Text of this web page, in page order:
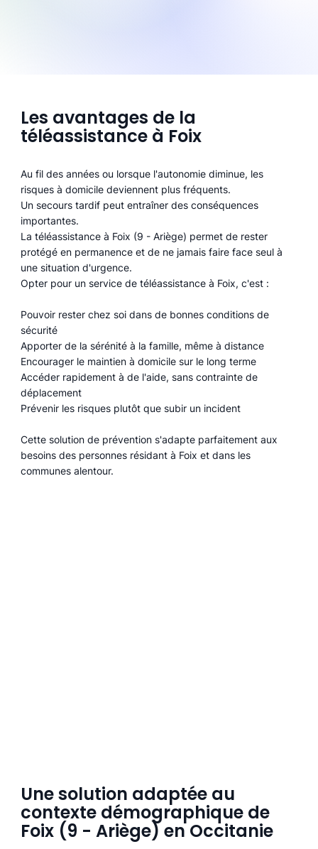
Les avantages de la
téléassistance à Foix
Au fil des années ou lorsque l'autonomie diminue, les
risques à domicile deviennent plus fréquents.
Un secours tardif peut entraîner des conséquences
importantes.
La téléassistance à Foix (9 - Ariège) permet de rester
protégé en permanence et de ne jamais faire face seul à
une situation d'urgence.
Opter pour un service de téléassistance à Foix, c'est :
Pouvoir rester chez soi dans de bonnes conditions de
sécurité
Apporter de la sérénité à la famille, même à distance
Encourager le maintien à domicile sur le long terme
Accéder rapidement à de l'aide, sans contrainte de
déplacement
Prévenir les risques plutôt que subir un incident
Cette solution de prévention s'adapte parfaitement aux
besoins des personnes résidant à Foix et dans les
communes alentour.
Une solution adaptée au
contexte démographique de
Foix (9 - Ariège) en Occitanie